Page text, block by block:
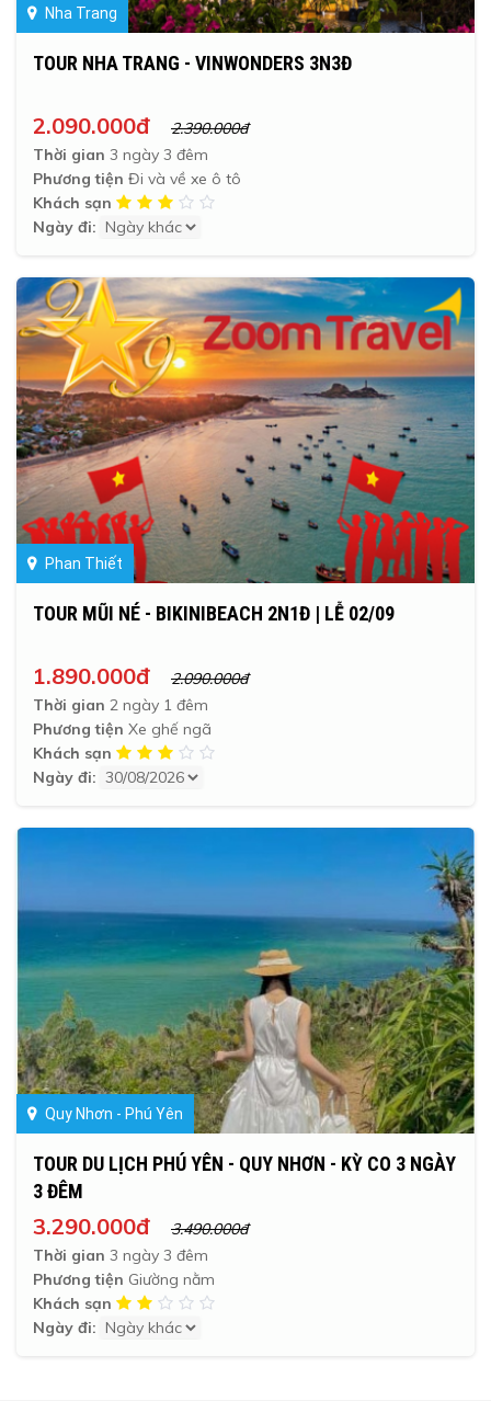
Nha Trang
TOUR NHA TRANG - VINWONDERS 3N3Đ
2.090.000đ
2.390.000đ
Thời gian 3 ngày 3 đêm
Phương tiện Đi và về xe ô tô
Khách sạn
Ngày đi:
Phan Thiết
TOUR MŨI NÉ - BIKINIBEACH 2N1Đ | LỄ 02/09
1.890.000đ
2.090.000đ
Thời gian 2 ngày 1 đêm
Phương tiện Xe ghế ngã
Khách sạn
Ngày đi:
Quy Nhơn - Phú Yên
TOUR DU LỊCH PHÚ YÊN - QUY NHƠN - KỲ CO 3 NGÀY
3 ĐÊM
3.290.000đ
3.490.000đ
Thời gian 3 ngày 3 đêm
Phương tiện Giường nằm
Khách sạn
Ngày đi: